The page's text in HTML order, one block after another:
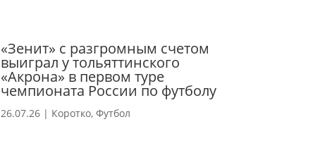
«Зенит» с разгромным счетом
выиграл у тольяттинского
«Акрона» в первом туре
чемпионата России по футболу
26.07.26| Коротко, Футбол